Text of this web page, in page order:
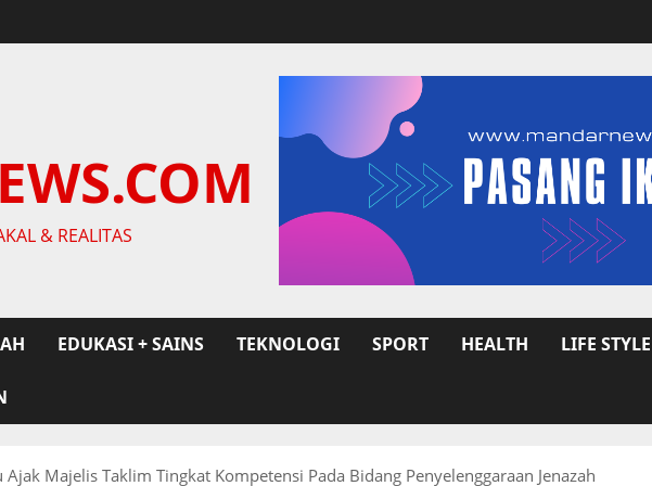
& REALITAS
EDUKASI + SAINS TEKNOLOGI SPORT HEALTH LIFE STYLE
Majelis Taklim Tingkat Kompetensi Pada Bidang Penyelenggaraan Jenazah